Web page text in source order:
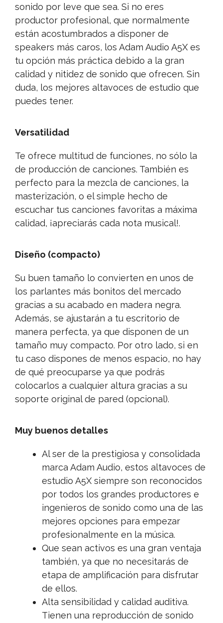
sonido por leve que sea. Si no eres
productor profesional, que normalmente
están acostumbrados a disponer de
speakers más caros, los Adam Audio A5X es
tu opción más práctica debido a la gran
calidad y nitidez de sonido que ofrecen. Sin
duda, los mejores altavoces de estudio que
puedes tener.
Versatilidad
Te ofrece multitud de funciones, no sólo la
de producción de canciones. También es
perfecto para la mezcla de canciones, la
masterización, o el simple hecho de
escuchar tus canciones favoritas a máxima
calidad, ¡apreciarás cada nota musical!.
Diseño (compacto)
Su buen tamaño lo convierten en unos de
los parlantes más bonitos del mercado
gracias a su acabado en madera negra.
Además, se ajustarán a tu escritorio de
manera perfecta, ya que disponen de un
tamaño muy compacto. Por otro lado, si en
tu caso dispones de menos espacio, no hay
de qué preocuparse ya que podrás
colocarlos a cualquier altura gracias a su
soporte original de pared (opcional).
Muy buenos detalles
Al ser de la prestigiosa y consolidada
marca Adam Audio, estos altavoces de
estudio A5X siempre son reconocidos
por todos los grandes productores e
ingenieros de sonido como una de las
mejores opciones para empezar
profesionalmente en la música.
Que sean activos es una gran ventaja
también, ya que no necesitarás de
etapa de amplificación para disfrutar
de ellos.
Alta sensibilidad y calidad auditiva.
Tienen una reproducción de sonido